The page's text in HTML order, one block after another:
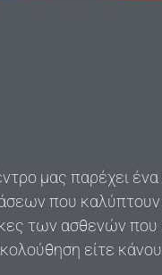
μας παρέχει
που καλύπτουν
των ασθενών που
είτε